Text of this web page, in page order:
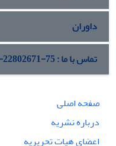
داوران
تماس با ما : 75-22802671-021
صفحه اصلی
درباره نشریه
اعضای هیات تحریریه